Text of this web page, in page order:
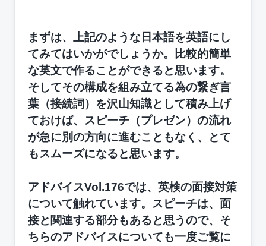
まずは、上記のような日本語を英語にし
てみてはいかがでしょうか。比較的簡単
な英文で作ることができると思います。
そしてその構成を組み立てる為の繋ぎ言
葉（接続詞）を沢山知識として積み上げ
ておけば、スピーチ（プレゼン）の流れ
が急に別の方向に進むこともなく、とて
もスムーズになると思います。
アドバイスVol.176では、英検の面接対策
について触れています。スピーチは、面
接と関連する部分もあると思うので、そ
ちらのアドバイスについても一度ご覧に